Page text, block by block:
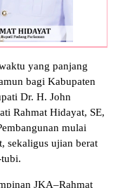
yang panjang
bagi Kabupaten
Dr. H. John
Rahmat Hidayat, SE,
mulai
sekaligus ujian berat
JKA–Rahmat